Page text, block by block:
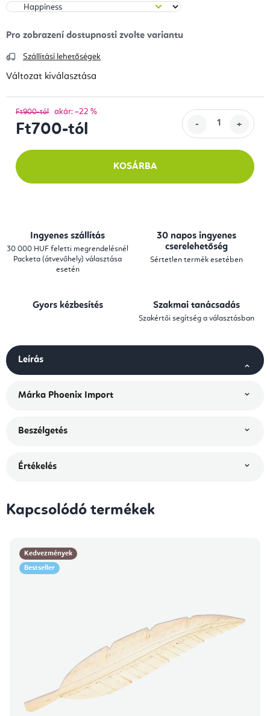
Szállítási lehetőségek
Változat kiválasztása
Ft900-tól akár: –22 %
Ft700-tól
KOSÁRBA
Ingyenes szállítás
30 000 HUF feletti megrendelésnél
Packeta (átvevőhely) választása
esetén
30 napos ingyenes
cserelehetőség
Sértetlen termék esetében
Gyors kézbesítés Szakmai tanácsadás
Szakértői segítség a választásban
Leírás
Márka Phoenix Import
Beszélgetés
Értékelés
Kapcsolódó termékek
Kedvezmények
Bestseller